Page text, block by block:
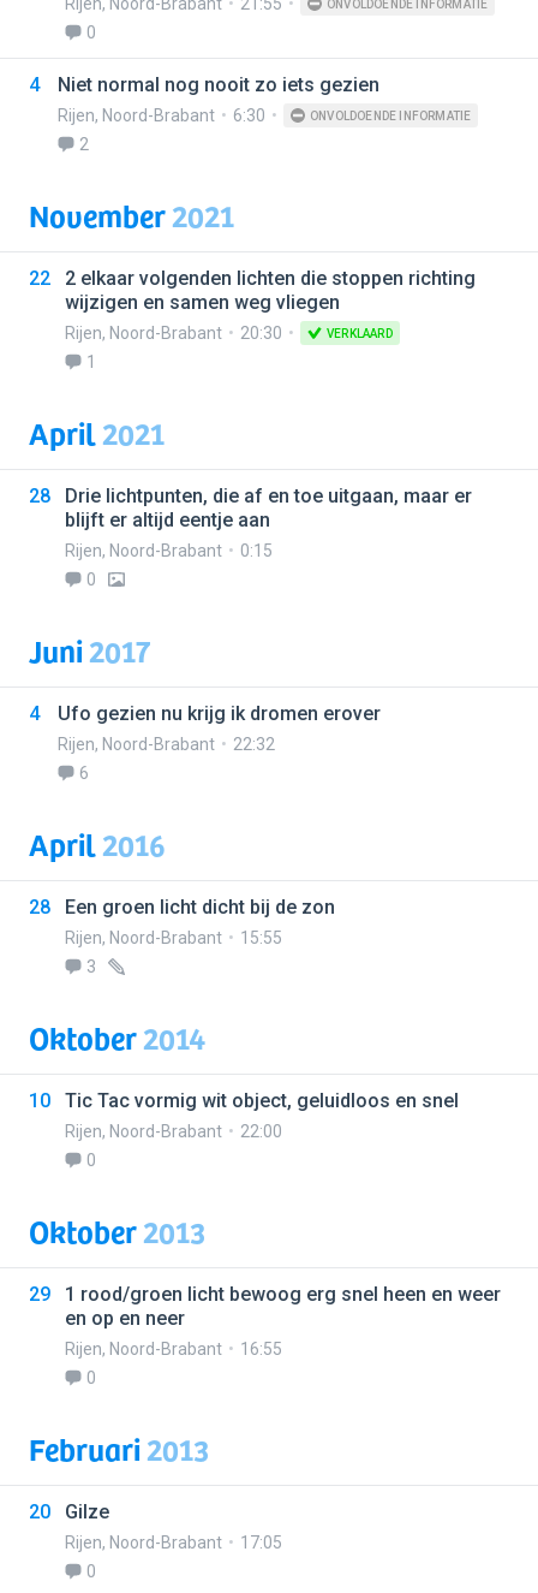
ONVOLDOENDE INFORMATIE
0
4 Niet normal nog nooit zo iets gezien
Rijen, Noord-Brabant 6:30 ONVOLDOENDE INFORMATIE
2
November2021
22
2 elkaar volgenden lichten die stoppen richting
wijzigen en samen weg vliegen
Rijen, Noord-Brabant 20:30 VERKLAARD
1
April2021
28
Drie lichtpunten, die af en toe uitgaan, maar er
blijft er altijd eentje aan
Rijen, Noord-Brabant
0:15
0
Juni2017
4 Ufo gezien nu krijg ik dromen erover
Rijen, Noord-Brabant
22:32
6
April2016
28 Een groen licht dicht bij de zon
Rijen, Noord-Brabant
15:55
3
Oktober2014
10 Tic Tac vormig wit object, geluidloos en snel
Rijen, Noord-Brabant
22:00
0
Oktober2013
29
1 rood/groen licht bewoog erg snel heen en weer
en op en neer
Rijen, Noord-Brabant
16:55
0
Februari2013
20 Gilze
Rijen, Noord-Brabant
17:05
0